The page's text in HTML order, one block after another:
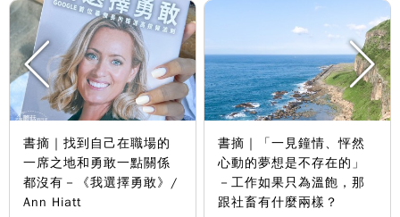
書摘｜找到自己在職場的
一席之地和勇敢一點關係
都沒有－《我選擇勇敢》/
Ann Hiatt
書摘｜「一見鐘情、怦然
心動的夢想是不存在的」
－工作如果只為溫飽，那
跟社畜有什麼兩樣？